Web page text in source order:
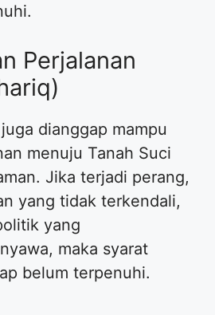
Perjalanan
dianggap mampu
menuju Tanah Suci
Jika terjadi perang,
yang tidak terkendali,
yang
maka syarat
belum terpenuhi.